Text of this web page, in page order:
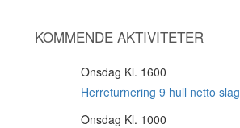
KOMMENDE AKTIVITETER
Onsdag Kl. 1600
Herreturnering 9 hull netto slag
Onsdag Kl. 1000